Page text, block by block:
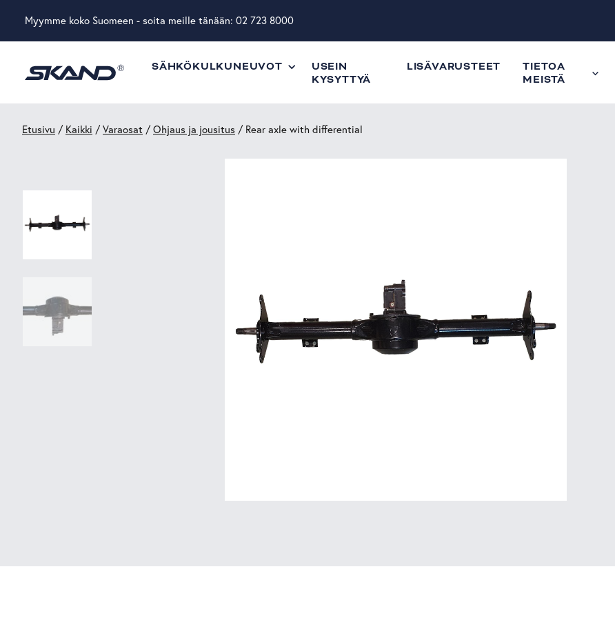
Myymme koko Suomeen - soita meille tänään: 02 723 8000
SÄHKÖKULKUNEUVOT
USEIN
KYSYTTYÄ
LISÄVARUSTEET
TIETOA
MEISTÄ
Etusivu / Kaikki /Varaosat /Ohjaus ja jousitus / Rear axle with differential